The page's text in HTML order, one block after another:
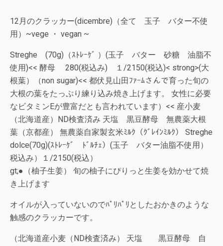
12月のクラッカー(dicembre)（全て 玉子 バター不使
用）~vege ・ vegan ~
Streghe (70g)（ｽﾄﾚｰｹﾞ ）(玉子 バター 砂糖 油脂不
使用)<< 酵母 280(税込み) １/2150(税込)< strong>(大
根葉）（non sugar)<< 都伏見山田ﾌｧｰﾑさんで育った旬の
大根の葉をたっぷり練り込み焼き上げます。 女性に必要
なビタミンEが豊富だとも言われています）<< 産小麦
（北海道産）ND検査済み 天塩 黒豆酵母 無農薬大根
葉（京都産） 無農薬自家製玄米ﾐﾙｸ（ｸﾞﾚｲﾝﾐﾙｸ） Streghe
dolce(70g)(ｽﾄﾚｰｹﾞ ﾄﾞﾙﾁｪ）(玉子 バター油脂不使用）
税込み）１/2150(税込）
gt;●（柚子生姜） 旬の柚子にぴりっと生姜を効かせて焼
き上げます
オイルが入っていないのでﾊﾟﾘﾊﾟﾘとしたおかきのような
触感のクラッカーです。
（北海道産小麦（ND検査済み） 天塩 黒豆酵母 自